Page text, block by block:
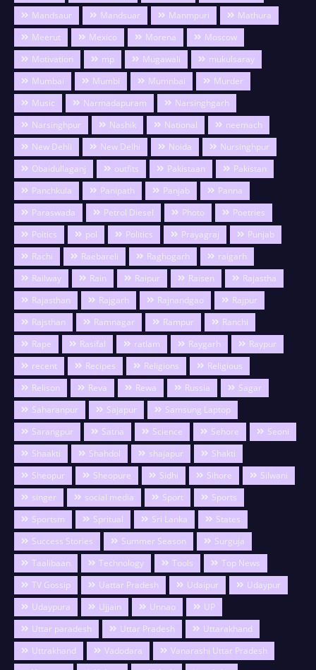
Mandsaur
Mandsuar Manmpuri
Mathura
Meerut
Mexico Morena
Moscow
Motivation
mp Mugawali
mukulsaray
Mumbai
Mumbi Mumnbai
Murder
Music
Narmadapuram
Narsinghgarh
Narsinghpur
Nashik National
neemach
New Dehli
New Delhi Noida
Nursinghpur
Obaidullaganj
outfits Pakistaan
Pakistan
Panchkula
Panipath Panjab
Panna
Paraswada
Petrol Diesel Photo
Poetries
Poitics
pol Politics Prayagraj
Punjab
Rachi
Raebareli Raghogarh
raigarh
Railway
Rain Raipur Raisen
Rajastha
Rajasthan
Rajgarh Rajnandgao
Rajpur
Rajsthan
Ramnagar Rampur
Ranchi
Rape
Rasifal ratlam Raygarh
Raypur
recent
Recipes Religions
Religious
Relison
Reva Rewa Russia
Sagar
Saharanpur
Sajapur
Samsung Laptop
Sarangpur
Satna Science Sehore
Seoni
Shaakti
Shahdol shajapur
Shakti
Sheopur
Sheopure Sidhi Sihore
Silwani
singer
social media Sport
Sports
Sportsm
Spritual Sri Lanka
States
Success Stories
Summer Season
Surguja
Taalibaan
Technology Tools
Top News
TV Gossip
Uattar Pradesh Udaipur
Udaypur
Udaypura
Ujjain Unnao
UP
Uttar paradesh
Uttar Pradesh
Uttarakhand
Uttrakhand
Vadodara
Vanarashi Uttar Pradesh